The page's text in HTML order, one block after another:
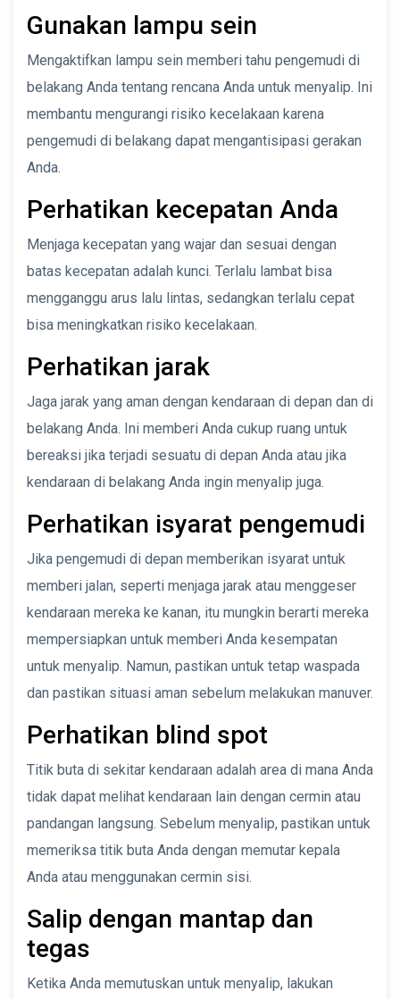
Gunakan lampu sein
Mengaktifkan lampu sein memberi tahu pengemudi di
belakang Anda tentang rencana Anda untuk menyalip. Ini
membantu mengurangi risiko kecelakaan karena
pengemudi di belakang dapat mengantisipasi gerakan
Anda.
Perhatikan kecepatan Anda
Menjaga kecepatan yang wajar dan sesuai dengan
batas kecepatan adalah kunci. Terlalu lambat bisa
mengganggu arus lalu lintas, sedangkan terlalu cepat
bisa meningkatkan risiko kecelakaan.
Perhatikan jarak
Jaga jarak yang aman dengan kendaraan di depan dan di
belakang Anda. Ini memberi Anda cukup ruang untuk
bereaksi jika terjadi sesuatu di depan Anda atau jika
kendaraan di belakang Anda ingin menyalip juga.
Perhatikan isyarat pengemudi
Jika pengemudi di depan memberikan isyarat untuk
memberi jalan, seperti menjaga jarak atau menggeser
kendaraan mereka ke kanan, itu mungkin berarti mereka
mempersiapkan untuk memberi Anda kesempatan
untuk menyalip. Namun, pastikan untuk tetap waspada
dan pastikan situasi aman sebelum melakukan manuver.
Perhatikan blind spot
Titik buta di sekitar kendaraan adalah area di mana Anda
tidak dapat melihat kendaraan lain dengan cermin atau
pandangan langsung. Sebelum menyalip, pastikan untuk
memeriksa titik buta Anda dengan memutar kepala
Anda atau menggunakan cermin sisi.
Salip dengan mantap dan
tegas
Ketika Anda memutuskan untuk menyalip, lakukan